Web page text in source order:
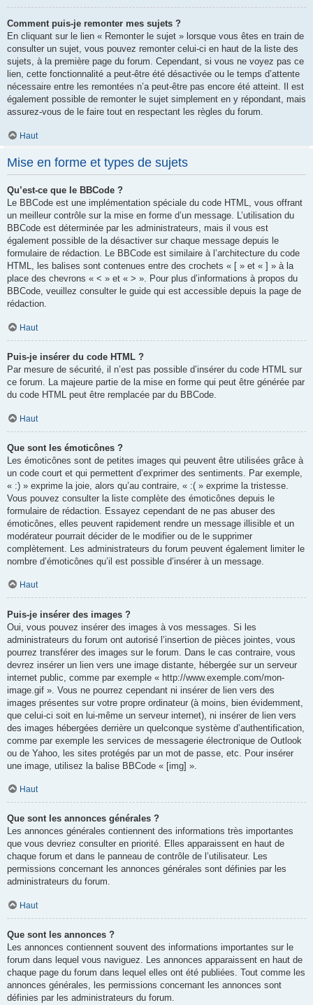
Comment puis-je remonter mes sujets ?
En cliquant sur le lien « Remonter le sujet » lorsque vous êtes en train de
consulter un sujet, vous pouvez remonter celui-ci en haut de la liste des
sujets, à la première page du forum. Cependant, si vous ne voyez pas ce
lien, cette fonctionnalité a peut-être été désactivée ou le temps d’attente
nécessaire entre les remontées n’a peut-être pas encore été atteint. Il est
également possible de remonter le sujet simplement en y répondant, mais
assurez-vous de le faire tout en respectant les règles du forum.
Haut
Mise en forme et types de sujets
Qu’est-ce que le BBCode ?
Le BBCode est une implémentation spéciale du code HTML, vous offrant
un meilleur contrôle sur la mise en forme d’un message. L’utilisation du
BBCode est déterminée par les administrateurs, mais il vous est
également possible de la désactiver sur chaque message depuis le
formulaire de rédaction. Le BBCode est similaire à l’architecture du code
HTML, les balises sont contenues entre des crochets « [ » et « ] » à la
place des chevrons « < » et « > ». Pour plus d’informations à propos du
BBCode, veuillez consulter le guide qui est accessible depuis la page de
rédaction.
Haut
Puis-je insérer du code HTML ?
Par mesure de sécurité, il n’est pas possible d’insérer du code HTML sur
ce forum. La majeure partie de la mise en forme qui peut être générée par
du code HTML peut être remplacée par du BBCode.
Haut
Que sont les émoticônes ?
Les émoticônes sont de petites images qui peuvent être utilisées grâce à
un code court et qui permettent d’exprimer des sentiments. Par exemple,
« :) » exprime la joie, alors qu’au contraire, « :( » exprime la tristesse.
Vous pouvez consulter la liste complète des émoticônes depuis le
formulaire de rédaction. Essayez cependant de ne pas abuser des
émoticônes, elles peuvent rapidement rendre un message illisible et un
modérateur pourrait décider de le modifier ou de le supprimer
complètement. Les administrateurs du forum peuvent également limiter le
nombre d’émoticônes qu’il est possible d’insérer à un message.
Haut
Puis-je insérer des images ?
Oui, vous pouvez insérer des images à vos messages. Si les
administrateurs du forum ont autorisé l’insertion de pièces jointes, vous
pourrez transférer des images sur le forum. Dans le cas contraire, vous
devrez insérer un lien vers une image distante, hébergée sur un serveur
internet public, comme par exemple « http://www.exemple.com/mon-
image.gif ». Vous ne pourrez cependant ni insérer de lien vers des
images présentes sur votre propre ordinateur (à moins, bien évidemment,
que celui-ci soit en lui-même un serveur internet), ni insérer de lien vers
des images hébergées derrière un quelconque système d’authentification,
comme par exemple les services de messagerie électronique de Outlook
ou de Yahoo, les sites protégés par un mot de passe, etc. Pour insérer
une image, utilisez la balise BBCode « [img] ».
Haut
Que sont les annonces générales ?
Les annonces générales contiennent des informations très importantes
que vous devriez consulter en priorité. Elles apparaissent en haut de
chaque forum et dans le panneau de contrôle de l’utilisateur. Les
permissions concernant les annonces générales sont définies par les
administrateurs du forum.
Haut
Que sont les annonces ?
Les annonces contiennent souvent des informations importantes sur le
forum dans lequel vous naviguez. Les annonces apparaissent en haut de
chaque page du forum dans lequel elles ont été publiées. Tout comme les
annonces générales, les permissions concernant les annonces sont
définies par les administrateurs du forum.